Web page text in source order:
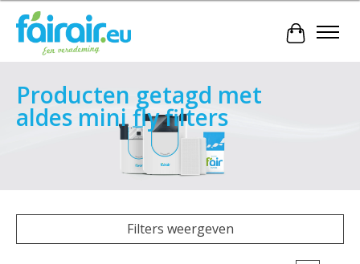
Producten getagd met
aldes mini fly filters
Filters weergeven